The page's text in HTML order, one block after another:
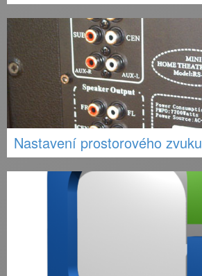
Nastavení prostorového zvuku